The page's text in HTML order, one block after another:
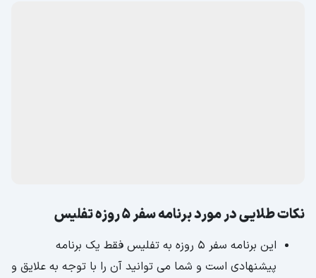
نکات طلایی در مورد برنامه سفر 5 روزه تفلیس
این برنامه سفر 5 روزه به تفلیس فقط یک برنامه
پیشنهادی است و شما می توانید آن را با توجه به علایق و